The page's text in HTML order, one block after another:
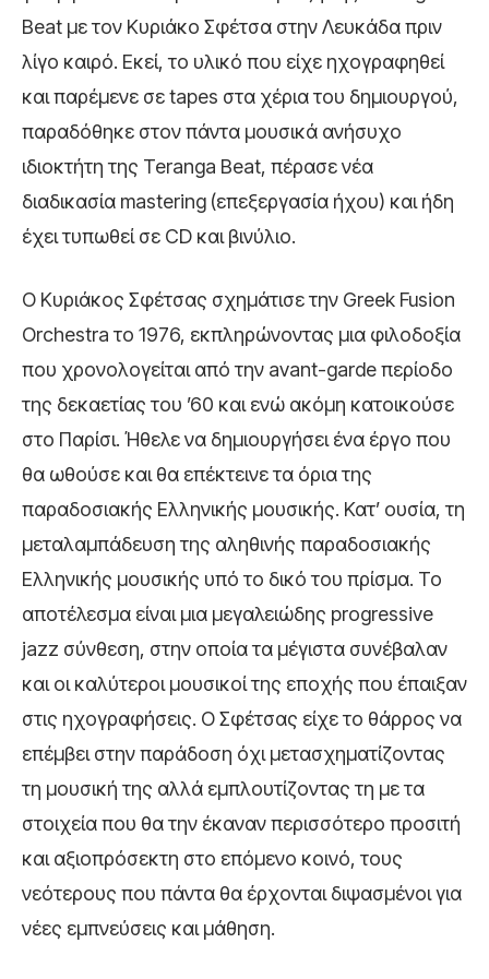
Beat με τον Κυριάκο Σφέτσα στην Λευκάδα πριν
λίγο καιρό. Εκεί, το υλικό που είχε ηχογραφηθεί
και παρέμενε σε tapes στα χέρια του δημιουργού,
παραδόθηκε στον πάντα μουσικά ανήσυχο
ιδιοκτήτη της Teranga Beat, πέρασε νέα
διαδικασία mastering (επεξεργασία ήχου) και ήδη
έχει τυπωθεί σε CD και βινύλιο.
Ο Κυριάκος Σφέτσας σχημάτισε την Greek Fusion
Orchestra το 1976, εκπληρώνοντας μια φιλοδοξία
που χρονολογείται από την avant-garde περίοδο
της δεκαετίας του ’60 και ενώ ακόμη κατοικούσε
στο Παρίσι. Ήθελε να δημιουργήσει ένα έργο που
θα ωθούσε και θα επέκτεινε τα όρια της
παραδοσιακής Ελληνικής μουσικής. Κατ’ ουσία, τη
μεταλαμπάδευση της αληθινής παραδοσιακής
Ελληνικής μουσικής υπό το δικό του πρίσμα. Το
αποτέλεσμα είναι μια μεγαλειώδης progressive
jazz σύνθεση, στην οποία τα μέγιστα συνέβαλαν
και οι καλύτεροι μουσικοί της εποχής που έπαιξαν
στις ηχογραφήσεις. Ο Σφέτσας είχε το θάρρος να
επέμβει στην παράδοση όχι μετασχηματίζοντας
τη μουσική της αλλά εμπλουτίζοντας τη με τα
στοιχεία που θα την έκαναν περισσότερο προσιτή
και αξιοπρόσεκτη στο επόμενο κοινό, τους
νεότερους που πάντα θα έρχονται διψασμένοι για
νέες εμπνεύσεις και μάθηση.